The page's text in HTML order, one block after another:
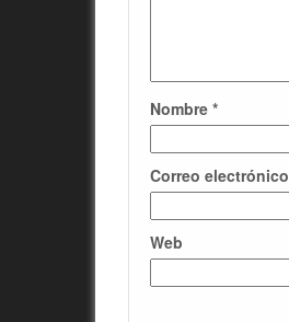
Nombre *
Correo electrónico
Web